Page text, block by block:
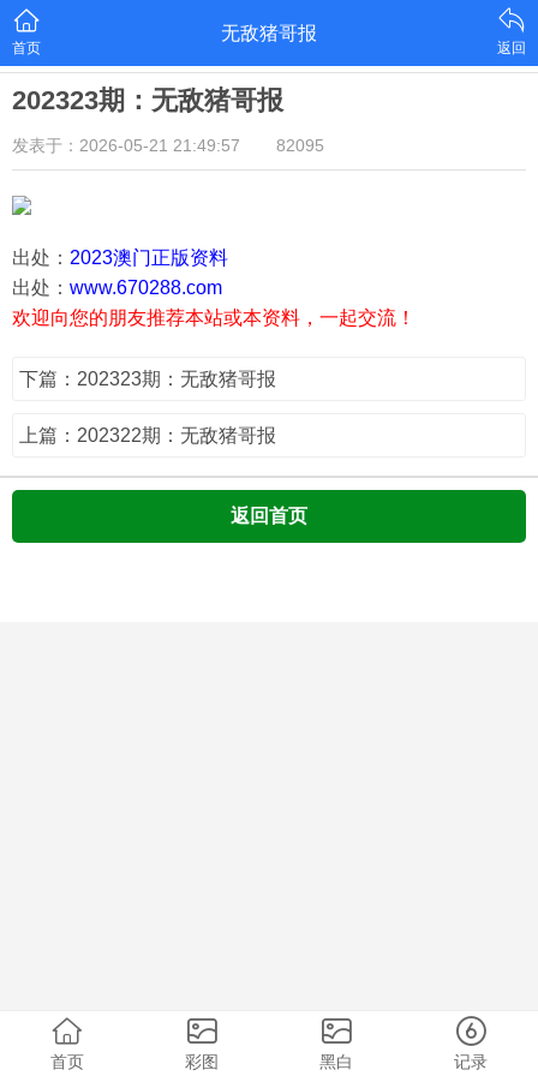
首页
无敌猪哥报
返回
202323期：无敌猪哥报
发表于：2026-05-21 21:49:57 82095
出处： 2023澳门正版资料
出处： www.670288.com
欢迎向您的朋友推荐本站或本资料，一起交流！
下篇：202323期：无敌猪哥报
上篇：202322期：无敌猪哥报
返回首页
首页 彩图 黑白 记录